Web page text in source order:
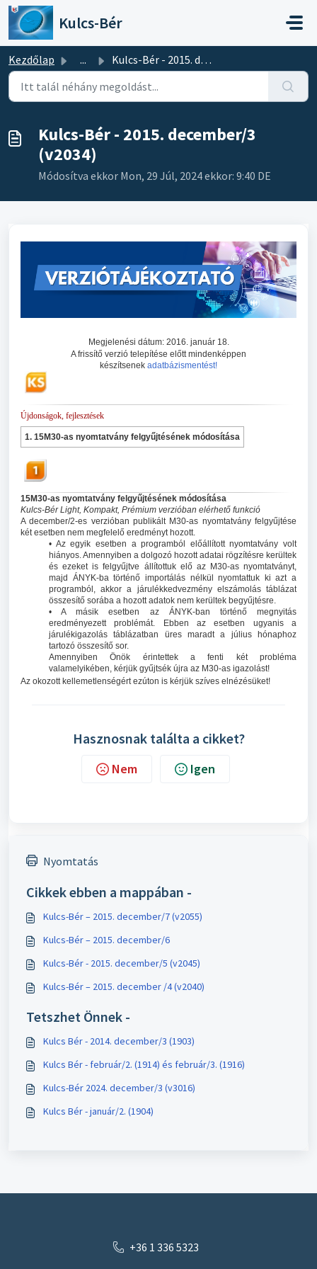
Kihagyás a tartalom megtartásához
Kulcs-Bér
Kezdőlap ... Kulcs-Bér - 2015. december/3 (v2034)
Kulcs-Bér - 2015. december/3
(v2034)
Módosítva ekkor Mon, 29 Júl, 2024 ekkor: 9:40 DE
Megjelenési dátum: 2016. január 18.
A frissítő verzió telepítése előtt mindenképpen
készítsenek adatbázismentést!
Újdonságok, fejlesztések
1. 15M30-as nyomtatvány felgyűjtésének módosítása
15M30-as nyomtatvány felgyűjtésének módosítása
Kulcs-Bér Light, Kompakt, Prémium verzióban elérhető funkció
A december/2-es verzióban publikált M30-as nyomtatvány felgyűjtése
két esetben nem megfelelő eredményt hozott.
• Az egyik esetben a programból előállított nyomtatvány volt
hiányos. Amennyiben a dolgozó hozott adatai rögzítésre kerültek
és ezeket is felgyűjtve állítottuk elő az M30-as nyomtatványt,
majd ÁNYK-ba történő importálás nélkül nyomtattuk ki azt a
programból, akkor a járulékkedvezmény elszámolás táblázat
összesítő sorába a hozott adatok nem kerültek begyűjtésre.
• A másik esetben az ÁNYK-ban történő megnyitás
eredményezett problémát. Ebben az esetben ugyanis a
járulékigazolás táblázatban üres maradt a július hónaphoz
tartozó összesítő sor.
Amennyiben Önök érintettek a fenti két probléma
valamelyikében, kérjük gyűjtsék újra az M30-as igazolást!
Az okozott kellemetlenségért ezúton is kérjük szíves elnézésüket!
Hasznosnak találta a cikket?
Nem Igen
Nyomtatás
Cikkek ebben a mappában -
Kulcs-Bér – 2015. december/7 (v2055)
Kulcs-Bér – 2015. december/6
Kulcs-Bér - 2015. december/5 (v2045)
Kulcs-Bér – 2015. december /4 (v2040)
Tetszhet Önnek -
Kulcs Bér - 2014. december/3 (1903)
Kulcs Bér - február/2. (1914) és február/3. (1916)
Kulcs-Bér 2024. december/3 (v3016)
Kulcs Bér - január/2. (1904)
+36 1 336 5323